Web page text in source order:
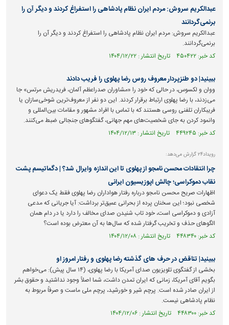
عبدالکریم سروش: مردم ایران نظام پادشاهی را استفراغ کردند و دیگر آن را
برنمی‌گردانند
عبدالکریم سروش: مردم ایران نظام پادشاهی را استفراغ کردند و دیگر آن را
برنمی‌گردانند.
کد خبر: ۴۵۰۴۲۲ تاریخ انتشار : ۱۴۰۴/۱۲/۲۲
ببینید| دو طنزپردار معروف روس رضا پهلوی را فریب دادند
ووان و لکسوس، در حالی که خود را «مشاوران صدراعظم آلمان، فریدریش مرتس» جا
می‌زدند، با رضا پهلوی ارتباط برقرار کردند. این دو نفر از معروف‌ترین شوخی‌سازان یا
فریبکاران تلفنی روسی هستند که با تماس با افراد مشهور و مقامات بین‌المللی و
وانمود کردن به جای شخصیت‌های مهم جهانی، گفتگوهای جنجالی ضبط می‌کنند.
کد خبر: ۴۴۹۲۴۵ تاریخ انتشار : ۱۴۰۴/۱۲/۱۳
رویداد۲۴ گزارش می‌دهد:
چرا انتقادات محسن نامجو از پهلوی تا این اندازه وایرال شد؟ | دگماتیسم پشت
نقاب دموکراسی؛ چالش اپوزیسیون ایرانی
اظهارات صریح محسن نامجو درباره رفتار هواداران رضا پهلوی فقط یک دعوای
شخصی نبود؛ این سخنان پرده از بحرانی عمیق‌تر برداشت: آیا جریانی که مدعی
آزادی و دموکراسی است، خود تاب شنیدن صدای مخالف را دارد یا در دام همان
الگوهای حذف و تخریب گرفتار شده که سال‌ها به آن معترض بوده است؟
کد خبر: ۴۴۸۳۴۰ تاریخ انتشار : ۱۴۰۴/۱۲/۰۸
ببینید| تناقض در حرف های گذشته رضا پهلوی و رفتار امروز او
بخشی از گفتگوی تلویزیون صدای آمریکا با رضا پهلوی، (۱۴ سال پیش): می‌خواهم
بگویم آقای آمریکا، زمانی که ایران تمدن داشت، شما اصلاً وجود نداشتید و حقوق بشر
از ایران صادر شده است. پرچم شیر و خورشید، پرچم ملی ماست و صرفاً مربوط به
نظام پادشاهی نیست.
کد خبر: ۴۴۸۳۰۰ تاریخ انتشار : ۱۴۰۴/۱۲/۰۶